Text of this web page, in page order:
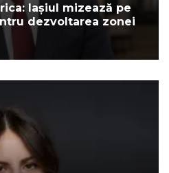
Iașiul mizează pe
dezvoltarea zonei